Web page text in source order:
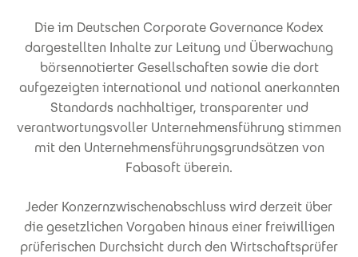
Die im Deutschen Corporate Governance Kodex
dargestellten Inhalte zur Leitung und Überwachung
börsennotierter Gesellschaften sowie die dort
aufgezeigten international und national anerkannten
Standards nachhaltiger, transparenter und
verantwortungsvoller Unternehmensführung stimmen
mit den Unternehmensführungsgrundsätzen von
Fabasoft überein.
Jeder Konzernzwischenabschluss wird derzeit über
die gesetzlichen Vorgaben hinaus einer freiwilligen
prüferischen Durchsicht durch den Wirtschaftsprüfer